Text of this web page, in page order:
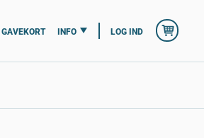
GAVEKORT INFO LOG IND